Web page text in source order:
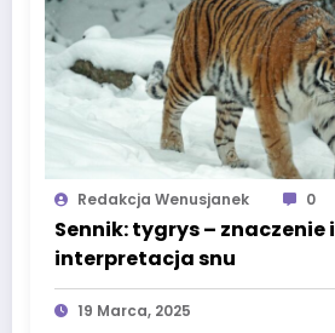
Redakcja Wenusjanek 0
Sennik: tygrys – znaczenie i
interpretacja snu
19 Marca, 2025